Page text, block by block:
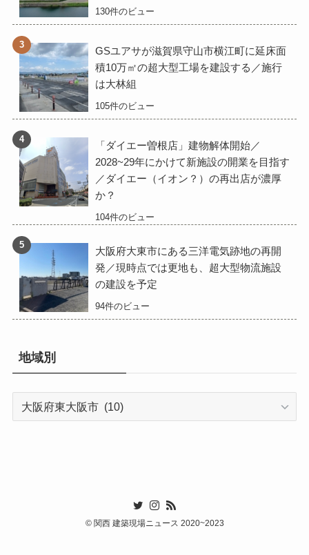
130件のビュー
GSユアサが滋賀県守山市横江町に延床面
積10万㎡の超大型工場を建設する／施行
は大林組
105件のビュー
「ダイエー曽根店」建物解体開始／
2028~29年にかけて新施設の開業を目指す
／ダイエー（イオン？）の再出店が濃厚
か？
104件のビュー
大阪府大東市にある三洋電気跡地の再開
発／現時点では更地も、超大型物流施設
の建設を予定
94件のビュー
地域別
©関西 建築現場ニュース 2020~2023